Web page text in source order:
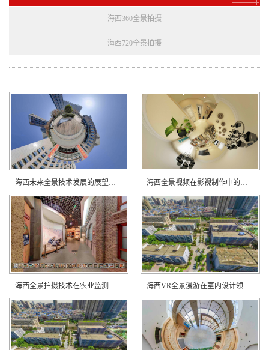
海西360全景拍摄
海西720全景拍摄
海西未来全景技术发展的展望与预测？ 海西全景视频在影视制作中的潜力？
海西全景拍摄技术在农业监测中的应用？ 海西VR全景漫游在室内设计领域的优势？